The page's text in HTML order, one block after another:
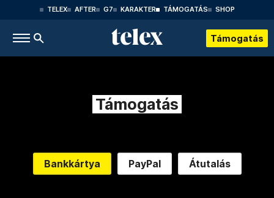
TELEX AFTER G7 KARAKTER TÁMOGATÁS SHOP
Támogatás
Támogatás
Bankkártya PayPal Átutalás